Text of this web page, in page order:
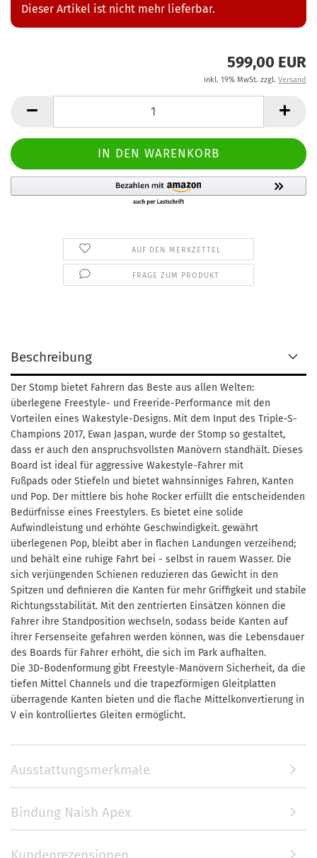
Dieser Artikel ist nicht mehr lieferbar.
599,00 EUR
inkl. 19% MwSt. zzgl. Versand
AUF DEN MERKZETTEL
FRAGE ZUM PRODUKT
Beschreibung
Der Stomp bietet Fahrern das Beste aus allen Welten:
überlegene Freestyle- und Freeride-Performance mit den
Vorteilen eines Wakestyle-Designs. Mit dem Input des Triple-S-
Champions 2017, Ewan Jaspan, wurde der Stomp so gestaltet,
dass er auch den anspruchsvollsten Manövern standhält. Dieses
Board ist ideal für aggressive Wakestyle-Fahrer mit
Fußpads oder Stiefeln und bietet wahnsinniges Fahren, Kanten
und Pop. Der mittlere bis hohe Rocker erfüllt die entscheidenden
Bedürfnisse eines Freestylers. Es bietet eine solide
Aufwindleistung und erhöhte Geschwindigkeit. gewährt
überlegenen Pop, bleibt aber in flachen Landungen verzeihend;
und behält eine ruhige Fahrt bei - selbst in rauem Wasser. Die
sich verjüngenden Schienen reduzieren das Gewicht in den
Spitzen und definieren die Kanten für mehr Griffigkeit und stabile
Richtungsstabilität. Mit den zentrierten Einsätzen können die
Fahrer ihre Standposition wechseln, sodass beide Kanten auf
ihrer Fersenseite gefahren werden können, was die Lebensdauer
des Boards für Fahrer erhöht, die sich im Park aufhalten.
Die 3D-Bodenformung gibt Freestyle-Manövern Sicherheit, da die
tiefen Mittel Channels und die trapezförmigen Gleitplatten
überragende Kanten bieten und die flache Mittelkonvertierung in
V ein kontrolliertes Gleiten ermöglicht.
Ausstattungsmerkmale
Bindung Naish Apex